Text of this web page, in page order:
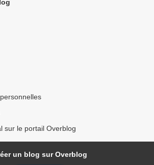
sur le portail Overblog
un blog sur Overblog